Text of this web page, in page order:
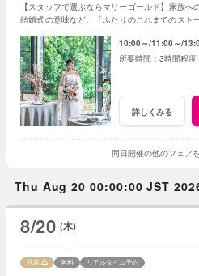
【スタッフで選ぶならマリーゴールド】家族
結婚式の意味など、「ふたりのこれまでのス
10:00～ 11:00～
3時間程度
詳しくみる
同日開催の他のフェア
Thu Aug 20 00:00:00 JST
8/20 (木)
残席 無料 リアルタイム予約